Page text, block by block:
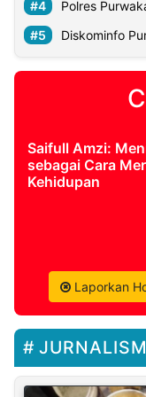
Polres
Diskominfo
Saifull Amzi:
sebagai Cara
Kehidupan
Laporkan